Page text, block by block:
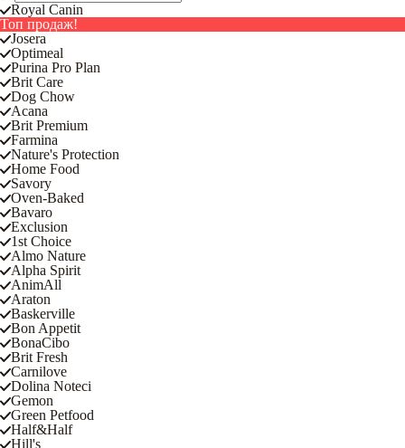
Royal Canin
Топ продаж!
Josera
Optimeal
Purina Pro Plan
Brit Care
Dog Chow
Acana
Brit Premium
Farmina
Nature's Protection
Home Food
Savory
Oven-Baked
Bavaro
Exclusion
1st Choice
Almo Nature
Alpha Spirit
AnimAll
Araton
Baskerville
Bon Appetit
BonaCibo
Brit Fresh
Carnilove
Dolina Noteci
Gemon
Green Petfood
Half&Half
Hill's